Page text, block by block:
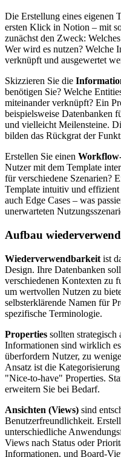
Die Erstellung eines eigenen
ersten Klick in Notion – mit
zunächst den Zweck:
Wer wird es nutzen? Welche
verknüpft und ausgewertet
Skizzieren Sie die
benötigen Sie? Welche
miteinander verknüpft? Ein
beispielsweise Datenbanken
und vielleicht Meilensteine.
bilden das Rückgrat der
Erstellen Sie einen
Nutzer mit dem Template
für verschiedene Szenarien?
Template intuitiv und
auch Edge Cases – was
unerwarteten
Aufbau
Wiederverwendbarkeit ist
Design. Ihre Datenbanken
verschiedenen Kontexten zu
um wertvollen Nutzen zu
selbsterklärende Namen für
spezifische Terminologie.
Properties sollten strategisch
Informationen sind wirklich
überfordern Nutzer, zu
Ansatz ist die
"Nice-to-have" Properties.
erweitern Sie bei Bedarf.
Ansichten (Views) sind
Benutzerfreundlichkeit.
unterschiedliche
Views nach Status oder
Informationen, und Board-